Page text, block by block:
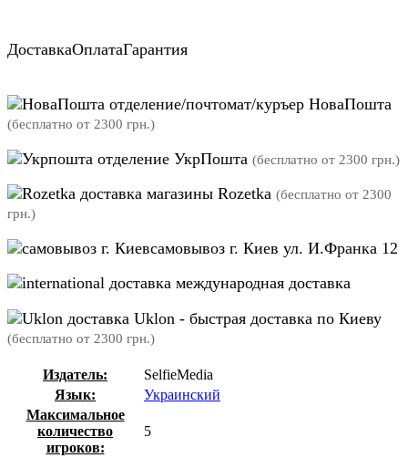
ДоставкаОплатаГарантия
отделение/почтомат/куръер НоваПошта
(бесплатно от 2300 грн.)
отделение УкрПошта (бесплатно от 2300 грн.)
магазины Rozetka (бесплатно от 2300
грн.)
самовывоз г. Киев ул. И.Франка 12
международная доставка
Uklon - быстрая доставка по Киеву
(бесплатно от 2300 грн.)
Издатель:
SelfieMedia
Язык:
Украинский
Максимальное
количество
игроков:
5